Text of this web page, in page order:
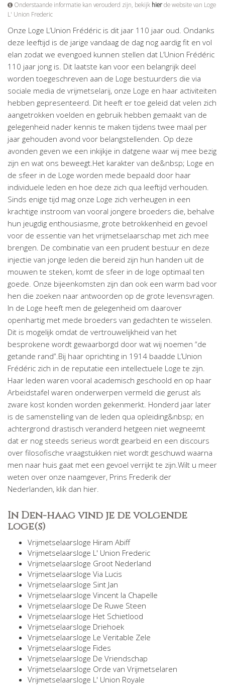
Onderstaande informatie kan verouderd zijn, bekijk hierde website van Loge
L' Union Frederic
Onze Loge L’Union Frédéric is dit jaar 110 jaar oud. Ondanks
deze leeftijd is de jarige vandaag de dag nog aardig fit en vol
elan zodat we evengoed kunnen stellen dat L’Union Frédéric
110 jaar jong is. Dit laatste kan voor een belangrijk deel
worden toegeschreven aan de Loge bestuurders die via
sociale media de vrijmetselarij, onze Loge en haar activiteiten
hebben gepresenteerd. Dit heeft er toe geleid dat velen zich
aangetrokken voelden en gebruik hebben gemaakt van de
gelegenheid nader kennis te maken tijdens twee maal per
jaar gehouden avond voor belangstellenden. Op deze
avonden geven we een inkijkje in datgene waar wij mee bezig
zijn en wat ons beweegt.Het karakter van de&nbsp; Loge en
de sfeer in de Loge worden mede bepaald door haar
individuele leden en hoe deze zich qua leeftijd verhouden.
Sinds enige tijd mag onze Loge zich verheugen in een
krachtige instroom van vooral jongere broeders die, behalve
hun jeugdig enthousiasme, grote betrokkenheid en gevoel
voor de essentie van het vrijmetselaarschap met zich mee
brengen. De combinatie van een prudent bestuur en deze
injectie van jonge leden die bereid zijn hun handen uit de
mouwen te steken, komt de sfeer in de loge optimaal ten
goede. Onze bijeenkomsten zijn dan ook een warm bad voor
hen die zoeken naar antwoorden op de grote levensvragen.
In de Loge heeft men de gelegenheid om daarover
openhartig met mede broeders van gedachten te wisselen.
Dit is mogelijk omdat de vertrouwelijkheid van het
besprokene wordt gewaarborgd door wat wij noemen “de
getande rand”.Bij haar oprichting in 1914 baadde L’Union
Frédéric zich in de reputatie een intellectuele Loge te zijn.
Haar leden waren vooral academisch geschoold en op haar
Arbeidstafel waren onderwerpen vermeld die gerust als
zware kost konden worden gekenmerkt. Honderd jaar later
is de samenstelling van de leden qua opleiding&nbsp; en
achtergrond drastisch veranderd hetgeen niet wegneemt
dat er nog steeds serieus wordt gearbeid en een discours
over filosofische vraagstukken niet wordt geschuwd waarna
men naar huis gaat met een gevoel verrijkt te zijn.Wilt u meer
weten over onze naamgever, Prins Frederik der
Nederlanden, klik dan hier.
In Den-haag vind je de volgende
loge(s)
Vrijmetselaarsloge Hiram Abiff
Vrijmetselaarsloge L' Union Frederic
Vrijmetselaarsloge Groot Nederland
Vrijmetselaarsloge Via Lucis
Vrijmetselaarsloge Sint Jan
Vrijmetselaarsloge Vincent la Chapelle
Vrijmetselaarsloge De Ruwe Steen
Vrijmetselaarsloge Het Schietlood
Vrijmetselaarsloge Driehoek
Vrijmetselaarsloge Le Veritable Zele
Vrijmetselaarsloge Fides
Vrijmetselaarsloge De Vriendschap
Vrijmetselaarsloge Orde van Vrijmetselaren
Vrijmetselaarsloge L' Union Royale